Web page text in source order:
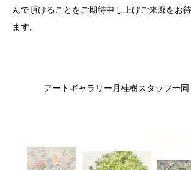
んで頂けることをご期待申し上げご来廊をお
ます。
アートギャラリー月桂樹スタッフ一同